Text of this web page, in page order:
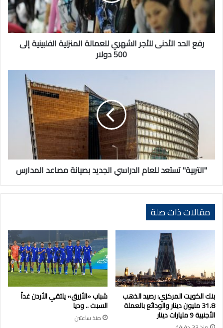
المنزلية
الفلبينية
إلى
دولار
رفع الحد الأدنى للأجر الشهري للعمالة المنزلية الفلبينية إلى
500 دولار
مصاعد
المدارس
"التربية" تستعد للعام الدراسي الجديد بصيانة مصاعد المدارس
مقالات ذات صلة
بنك الكويت المركزي: رصيد الذهب
31.8 مليون دينار والودائع بالعملة
الأجنبية 9 مليارات دينار
شباب «الأزرق» يلتقي الأردن غداً
السبت .. وديا
منذ ساعتين